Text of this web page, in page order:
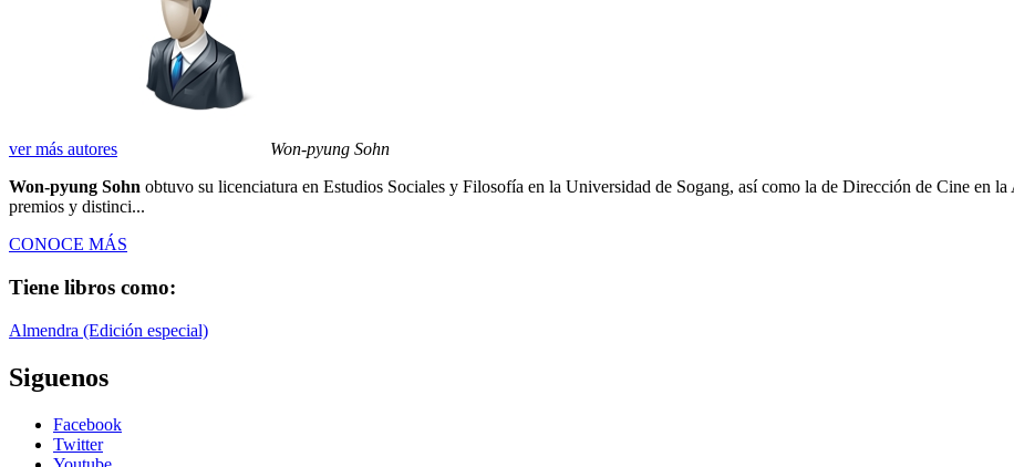
ver más autores
Won-pyung Sohn
Won-pyung Sohn obtuvo su licenciatura en Estudios Sociales y Filosofía en la Universidad de Sogang, así como la de Dirección de Cine en
premios y distinci...
CONOCE MÁS
Tiene libros como:
Almendra (Edición especial)
Siguenos
Facebook
Twitter